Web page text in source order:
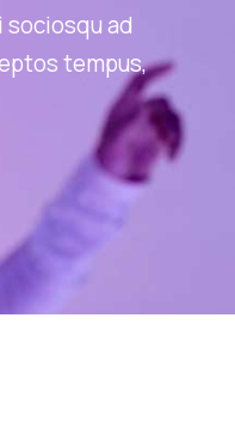
ad
tempus,